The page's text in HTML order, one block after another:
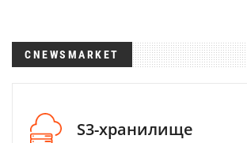
CNEWSMARKET
S3-хранилище